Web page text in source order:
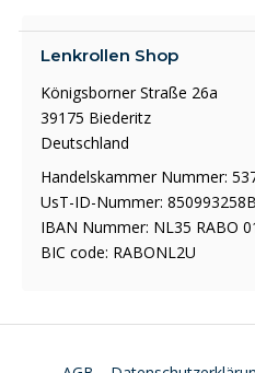
Lenkrollen Shop
Königsborner Straße 26a
39175 Biederitz
Deutschland
Handelskammer Nummer:
UsT-ID-Nummer:
IBAN Nummer: NL35 RABO
BIC code: RABONL2U